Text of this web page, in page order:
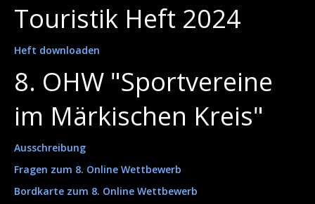
Touristik Heft 2024
Heft downloaden
8. OHW "Sportvereine
im Märkischen Kreis"
Ausschreibung
Fragen zum 8. Online Wettbewerb
Bordkarte zum 8. Online Wettbewerb